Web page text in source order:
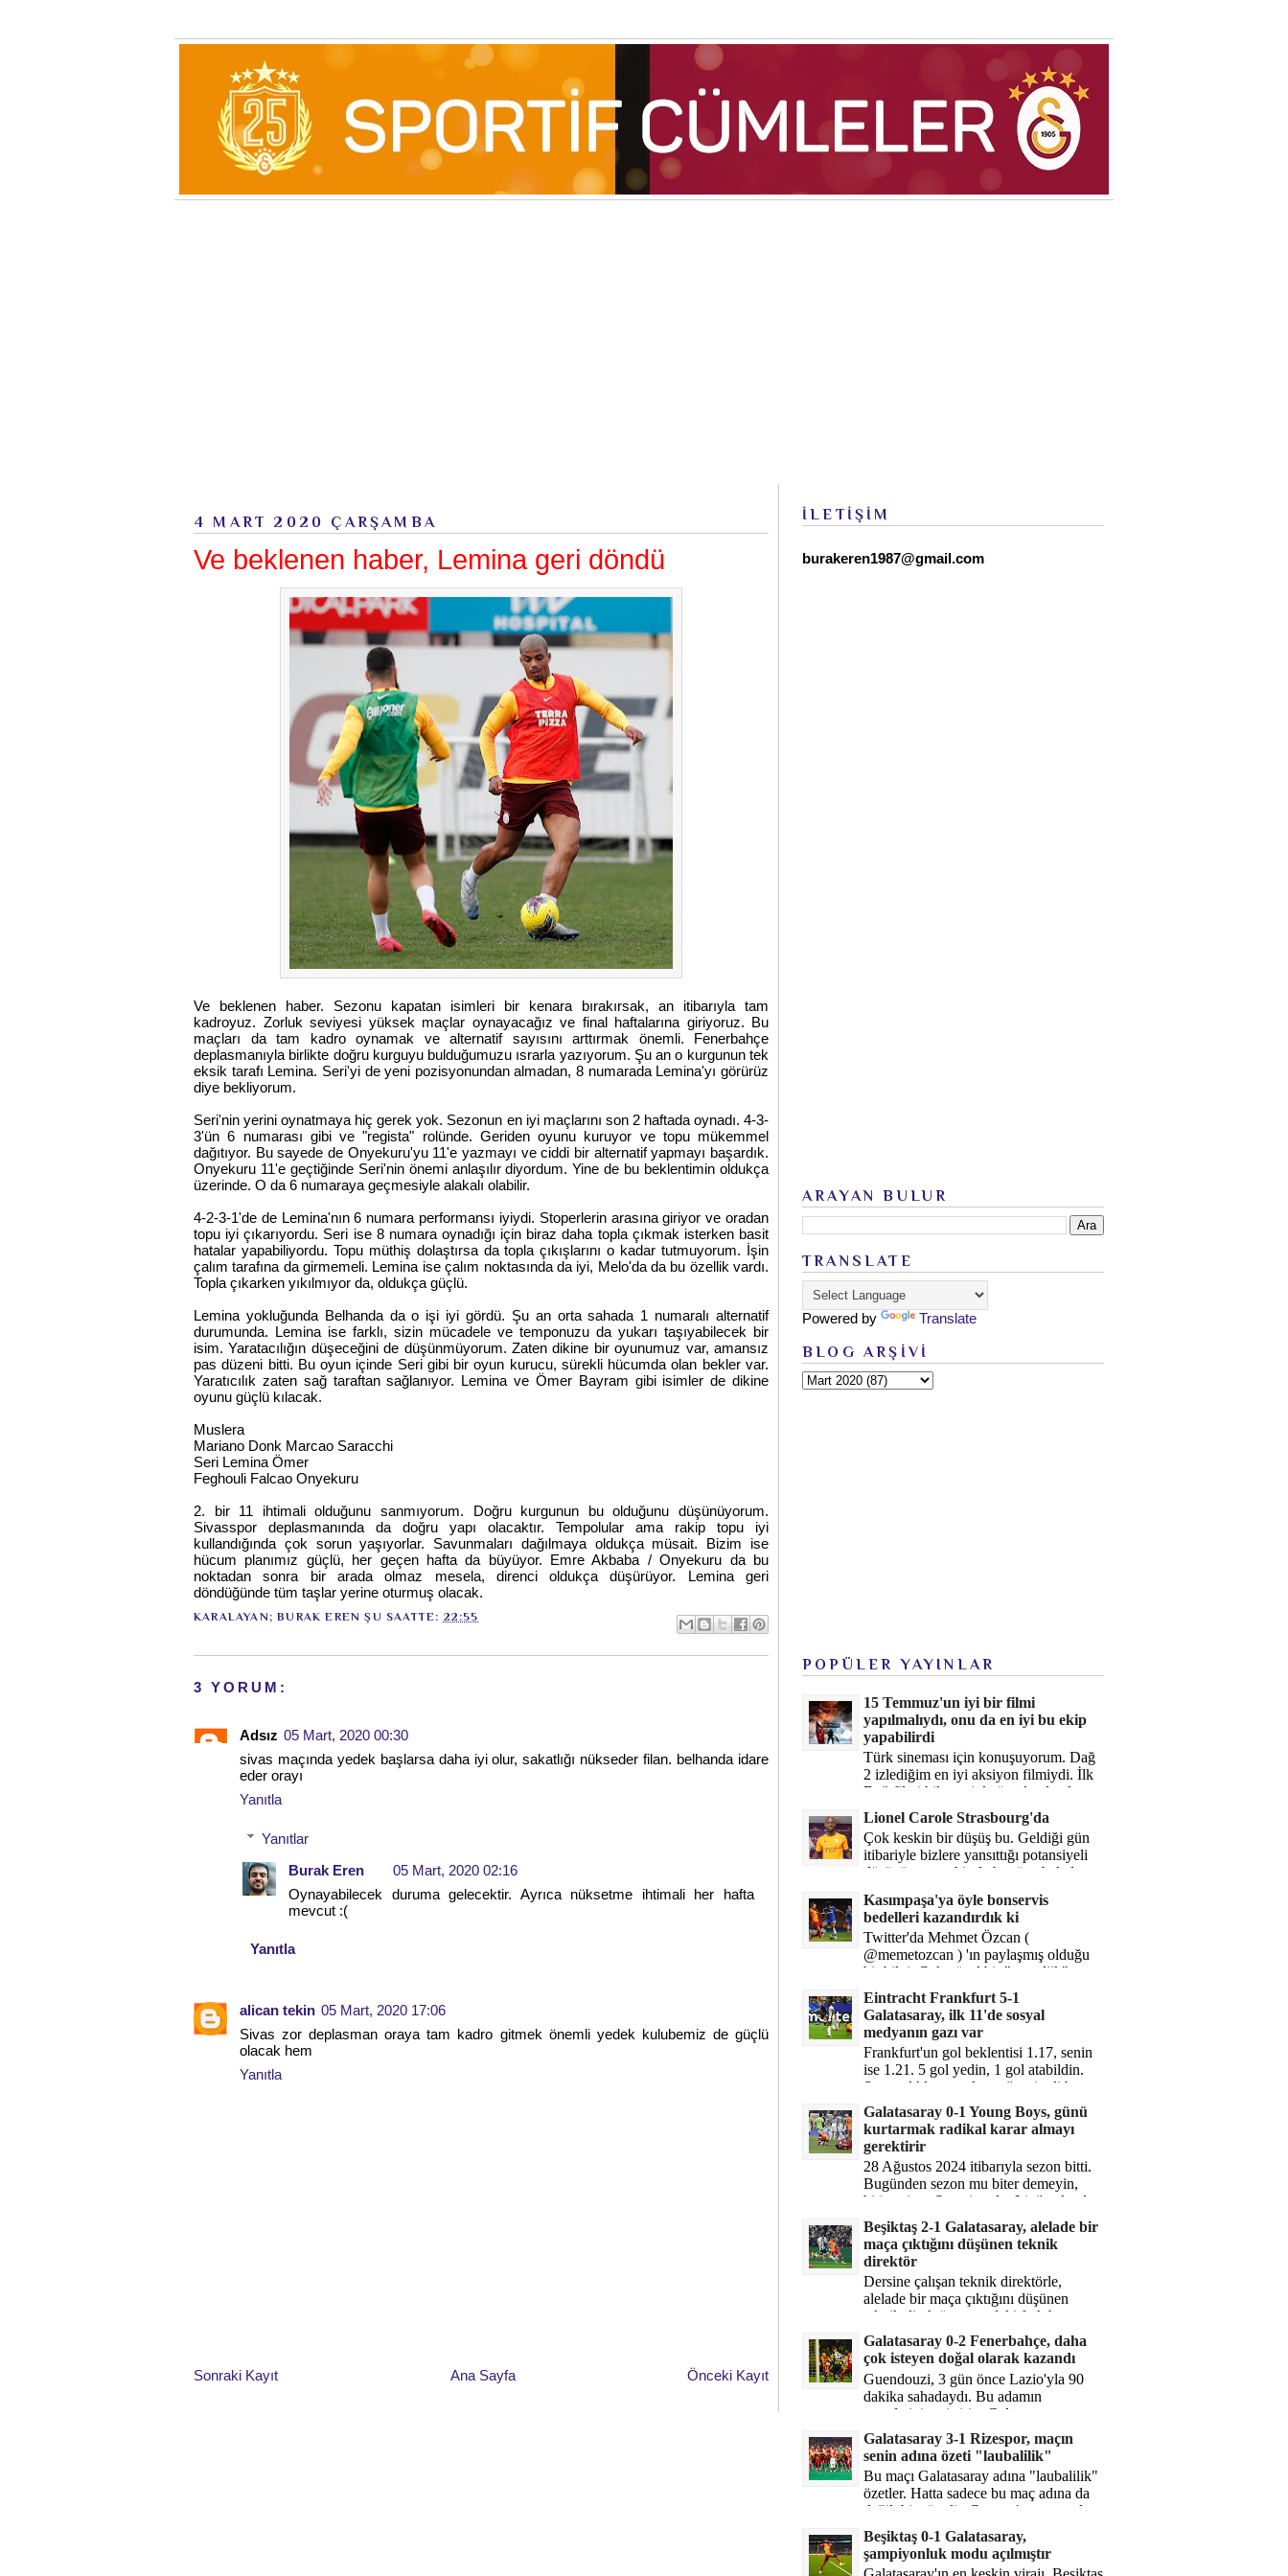
4 MART 2020 ÇARŞAMBA
Ve beklenen haber, Lemina geri döndü
Ve beklenen haber. Sezonu kapatan isimleri bir kenara bırakırsak, an itibarıyla tam
kadroyuz. Zorluk seviyesi yüksek maçlar oynayacağız ve final haftalarına giriyoruz. Bu
maçları da tam kadro oynamak ve alternatif sayısını arttırmak önemli. Fenerbahçe
deplasmanıyla birlikte doğru kurguyu bulduğumuzu ısrarla yazıyorum. Şu an o kurgunun tek
eksik tarafı Lemina. Seri'yi de yeni pozisyonundan almadan, 8 numarada Lemina'yı görürüz
diye bekliyorum.
Seri'nin yerini oynatmaya hiç gerek yok. Sezonun en iyi maçlarını son 2 haftada oynadı. 4-3-
3'ün 6 numarası gibi ve "regista" rolünde. Geriden oyunu kuruyor ve topu mükemmel
dağıtıyor. Bu sayede de Onyekuru'yu 11'e yazmayı ve ciddi bir alternatif yapmayı başardık.
Onyekuru 11'e geçtiğinde Seri'nin önemi anlaşılır diyordum. Yine de bu beklentimin oldukça
üzerinde. O da 6 numaraya geçmesiyle alakalı olabilir.
4-2-3-1'de de Lemina'nın 6 numara performansı iyiydi. Stoperlerin arasına giriyor ve oradan
topu iyi çıkarıyordu. Seri ise 8 numara oynadığı için biraz daha topla çıkmak isterken basit
hatalar yapabiliyordu. Topu müthiş dolaştırsa da topla çıkışlarını o kadar tutmuyorum. İşin
çalım tarafına da girmemeli. Lemina ise çalım noktasında da iyi, Melo'da da bu özellik vardı.
Topla çıkarken yıkılmıyor da, oldukça güçlü.
Lemina yokluğunda Belhanda da o işi iyi gördü. Şu an orta sahada 1 numaralı alternatif
durumunda. Lemina ise farklı, sizin mücadele ve temponuzu da yukarı taşıyabilecek bir
isim. Yaratacılığın düşeceğini de düşünmüyorum. Zaten dikine bir oyunumuz var, amansız
pas düzeni bitti. Bu oyun içinde Seri gibi bir oyun kurucu, sürekli hücumda olan bekler var.
Yaratıcılık zaten sağ taraftan sağlanıyor. Lemina ve Ömer Bayram gibi isimler de dikine
oyunu güçlü kılacak.
Muslera
Mariano Donk Marcao Saracchi
Seri Lemina Ömer
Feghouli Falcao Onyekuru
2. bir 11 ihtimali olduğunu sanmıyorum. Doğru kurgunun bu olduğunu düşünüyorum.
Sivasspor deplasmanında da doğru yapı olacaktır. Tempolular ama rakip topu iyi
kullandığında çok sorun yaşıyorlar. Savunmaları dağılmaya oldukça müsait. Bizim ise
hücum planımız güçlü, her geçen hafta da büyüyor. Emre Akbaba / Onyekuru da bu
noktadan sonra bir arada olmaz mesela, direnci oldukça düşürüyor. Lemina geri
döndüğünde tüm taşlar yerine oturmuş olacak.
KARALAYAN;BURAK EREN ŞU SAATTE: 22:55
3 YORUM:
Adsız 05 Mart, 2020 00:30
sivas maçında yedek başlarsa daha iyi olur, sakatlığı nükseder filan. belhanda idare
eder orayı
Yanıtla
Yanıtlar
Burak Eren
05 Mart, 2020 02:16
Oynayabilecek duruma gelecektir. Ayrıca nüksetme ihtimali her hafta
mevcut :(
Yanıtla
alican tekin 05 Mart, 2020 17:06
Sivas zor deplasman oraya tam kadro gitmek önemli yedek kulubemiz de güçlü
olacak hem
Yanıtla
Sonraki Kayıt Önceki Kayıt
Ana Sayfa
İLETİŞİM
burakeren1987@gmail.com
ARAYAN BULUR
TRANSLATE
Powered by Translate
BLOG ARŞİVİ
POPÜLER YAYINLAR
15 Temmuz'un iyi bir filmi
yapılmalıydı, onu da en iyi bu ekip
yapabilirdi
Türk sineması için konuşuyorum. Dağ
2 izlediğim en iyi aksiyon filmiydi. İlk
Dağ filmi hikayesiyle ön plandaydı,
Dağ 2 ise belki o hika...
Lionel Carole Strasbourg'da
Çok keskin bir düşüş bu. Geldiği gün
itibariyle bizlere yansıttığı potansiyeli
düşünüyorum, bir de bugüne bakalım.
Kasımpaşa'ya öyle bonservis
bedelleri kazandırdık ki
Twitter'da Mehmet Özcan (
@memetozcan ) 'ın paylaşmış olduğu
bir bilgi. Çok güzel bir "nostaljik" pas
diyelim. Kasımpaşa...
Eintracht Frankfurt 5-1
Galatasaray, ilk 11'de sosyal
medyanın gazı var
Frankfurt'un gol beklentisi 1.17, senin
ise 1.21. 5 gol yedin, 1 gol atabildin.
Şanssızlıkla mı anlatacağız şimdi bu
durumu? Rakibin 5 ş...
Galatasaray 0-1 Young Boys, günü
kurtarmak radikal karar almayı
gerektirir
28 Ağustos 2024 itibarıyla sezon bitti.
Bugünden sezon mu biter demeyin,
bitiyor işte. Şampiyonlar Ligi'ne katılım
hakkı senin misyonun ...
Beşiktaş 2-1 Galatasaray, alelade bir
maça çıktığını düşünen teknik
direktör
Dersine çalışan teknik direktörle,
alelade bir maça çıktığını düşünen
teknik direktör arasındaki fark bu
işte. Solskjaer'in çalıştığı de...
Galatasaray 0-2 Fenerbahçe, daha
çok isteyen doğal olarak kazandı
Guendouzi, 3 gün önce Lazio'yla 90
dakika sahadaydı. Bu adamın
transferini yetiştirip, Galatasaray
karşısında 11 oynamasını sağlıyorsun....
Galatasaray 3-1 Rizespor, maçın
senin adına özeti "laubalilik"
Bu maçı Galatasaray adına "laubalilik"
özetler. Hatta sadece bu maç adına da
değil, bir süredir. Geçen 4 maçta sadece
1 gol yedin ...
Beşiktaş 0-1 Galatasaray,
şampiyonluk modu açılmıştır